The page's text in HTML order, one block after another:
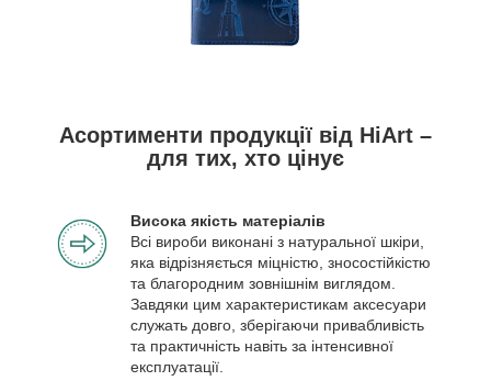
Асортименти продукції від HiArt –
для тих, хто цінує
Висока якість матеріалів
Всі вироби виконані з натуральної шкіри,
яка відрізняється міцністю, зносостійкістю
та благородним зовнішнім виглядом.
Завдяки цим характеристикам аксесуари
служать довго, зберігаючи привабливість
та практичність навіть за інтенсивної
експлуатації.